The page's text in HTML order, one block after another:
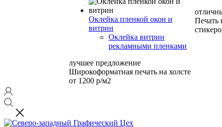
Оклейка пленкой окон и
витрин
Оклейка витрин
рекламными пленками
лучшее предложение
Широкоформатная печать на холсте
от 1200 р/м2
Печать